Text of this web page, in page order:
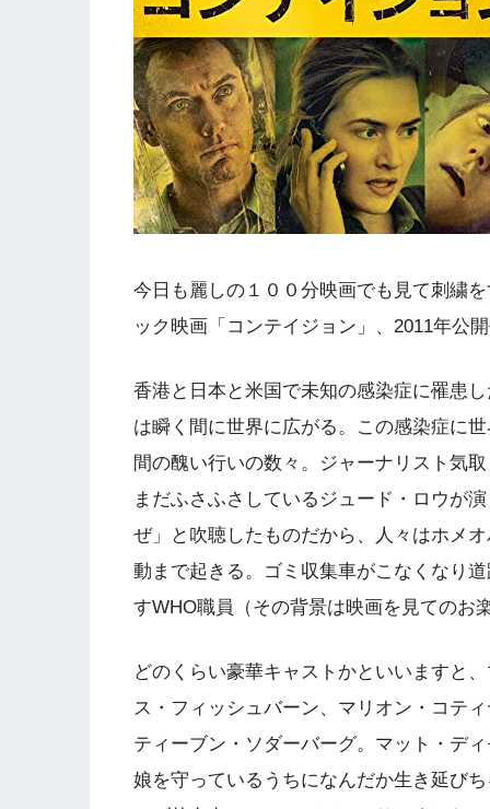
今日も麗しの１００分映画でも見て刺繍
ック映画「コンテイジョン」、2011年公
香港と日本と米国で未知の感染症に罹患
は瞬く間に世界に広がる。この感染症に
間の醜い行いの数々。ジャーナリスト気
まだふさふさしているジュード・ロウが
ぜ」と吹聴したものだから、人々はホメ
動まで起きる。ゴミ収集車がこなくなり
すWHO職員（その背景は映画を見てのお
どのくらい豪華キャストかといいますと
ス・フィッシュバーン、マリオン・コテ
ティーブン・ソダーバーグ。マット・デ
娘を守っているうちになんだか生き延び